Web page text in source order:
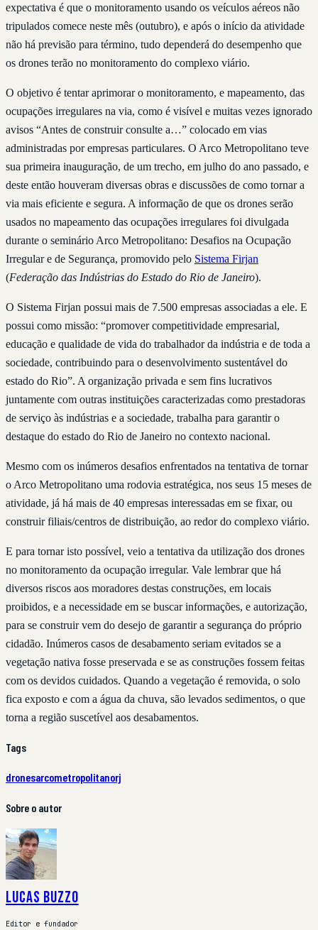
expectativa é que o monitoramento usando os veículos aéreos não
tripulados comece neste mês (outubro), e após o início da atividade
não há previsão para término, tudo dependerá do desempenho que
os drones terão no monitoramento do complexo viário.
O objetivo é tentar aprimorar o monitoramento, e mapeamento, das
ocupações irregulares na via, como é visível e muitas vezes ignorado
avisos “Antes de construir consulte a…” colocado em vias
administradas por empresas particulares. O Arco Metropolitano teve
sua primeira inauguração, de um trecho, em julho do ano passado, e
deste então houveram diversas obras e discussões de como tornar a
via mais eficiente e segura. A informação de que os drones serão
usados no mapeamento das ocupações irregulares foi divulgada
durante o seminário Arco Metropolitano: Desafios na Ocupação
Irregular e de Segurança, promovido pelo Sistema Firjan
(Federação das Indústrias do Estado do Rio de Janeiro).
O Sistema Firjan possui mais de 7.500 empresas associadas a ele. E
possui como missão: “promover competitividade empresarial,
educação e qualidade de vida do trabalhador da indústria e de toda a
sociedade, contribuindo para o desenvolvimento sustentável do
estado do Rio”. A organização privada e sem fins lucrativos
juntamente com outras instituições caracterizadas como prestadoras
de serviço às indústrias e a sociedade, trabalha para garantir o
destaque do estado do Rio de Janeiro no contexto nacional.
Mesmo com os inúmeros desafios enfrentados na tentativa de tornar
o Arco Metropolitano uma rodovia estratégica, nos seus 15 meses de
atividade, já há mais de 40 empresas interessadas em se fixar, ou
construir filiais/centros de distribuição, ao redor do complexo viário.
E para tornar isto possível, veio a tentativa da utilização dos drones
no monitoramento da ocupação irregular. Vale lembrar que há
diversos riscos aos moradores destas construções, em locais
proibidos, e a necessidade em se buscar informações, e autorização,
para se construir vem do desejo de garantir a segurança do próprio
cidadão. Inúmeros casos de desabamento seriam evitados se a
vegetação nativa fosse preservada e se as construções fossem feitas
com os devidos cuidados. Quando a vegetação é removida, o solo
fica exposto e com a água da chuva, são levados sedimentos, o que
torna a região suscetível aos desabamentos.
Tags
dronesarcometropolitanorj
Sobre o autor
Lucas Buzzo
Editor e fundador